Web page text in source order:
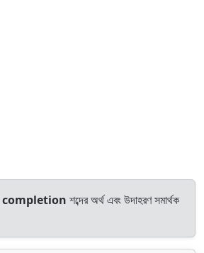
completion শব্দের অর্থ এবং উদাহরণ সমার্থক